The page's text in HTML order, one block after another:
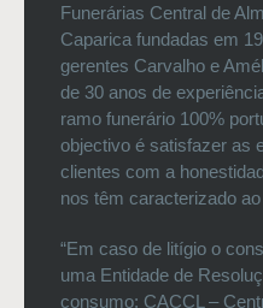
Funerárias Central de
Caparica fundadas em
gerentes Carvalho e
de 30 anos de
ramo funerário 100%
objectivo é satisfazer as
clientes com a
nos têm caracterizado
“Em caso de litígio o
uma Entidade de
consumo: CACCL –